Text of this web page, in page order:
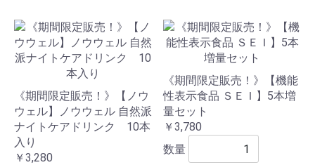
《期間限定販売！》【ノウ
ウェル】ノウウェル 自然派
ナイトケアドリンク 10本
入り
￥3,280
《期間限定販売！》【機能
性表示食品 ＳＥＩ】5本増
量セット
￥3,780
数量